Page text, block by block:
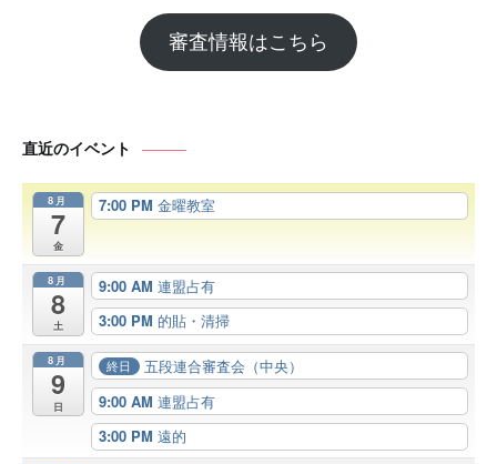
審査情報はこちら
直近のイベント
8月
7
金
7:00 PM 金曜教室
8月
8
土
9:00 AM 連盟占有
3:00 PM 的貼・清掃
8月
9
日
終日
五段連合審査会（中央）
9:00 AM 連盟占有
3:00 PM 遠的